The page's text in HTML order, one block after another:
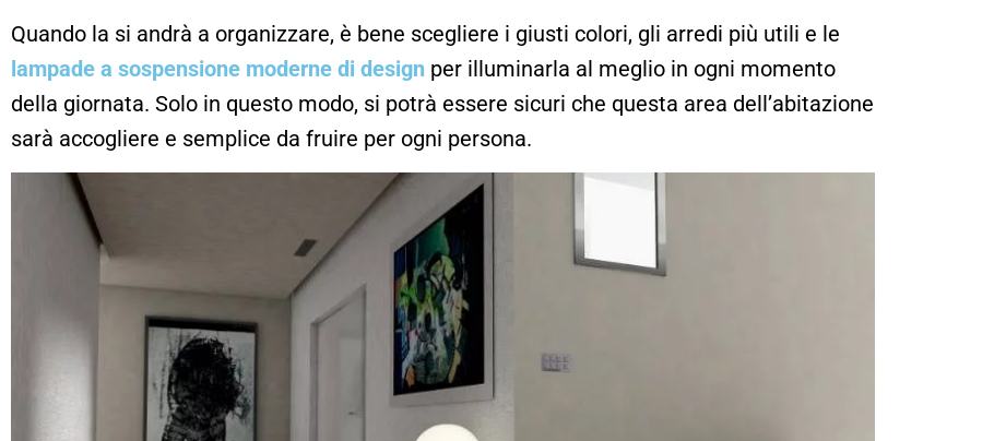
Quando la si andrà a organizzare, è bene scegliere i giusti colori, gli arredi più utili e le
lampade a sospensione moderne di design per illuminarla al meglio in ogni momento
della giornata. Solo in questo modo, si potrà essere sicuri che questa area dell’abitazione
sarà accogliere e semplice da fruire per ogni persona.